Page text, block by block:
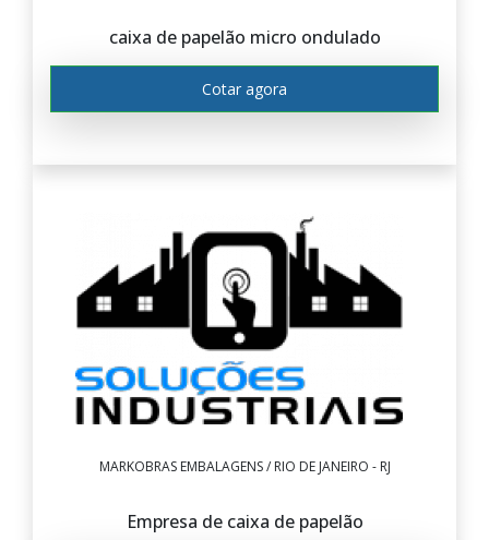
caixa de papelão micro ondulado
Cotar agora
MARKOBRAS EMBALAGENS / RIO DE JANEIRO - RJ
Empresa de caixa de papelão